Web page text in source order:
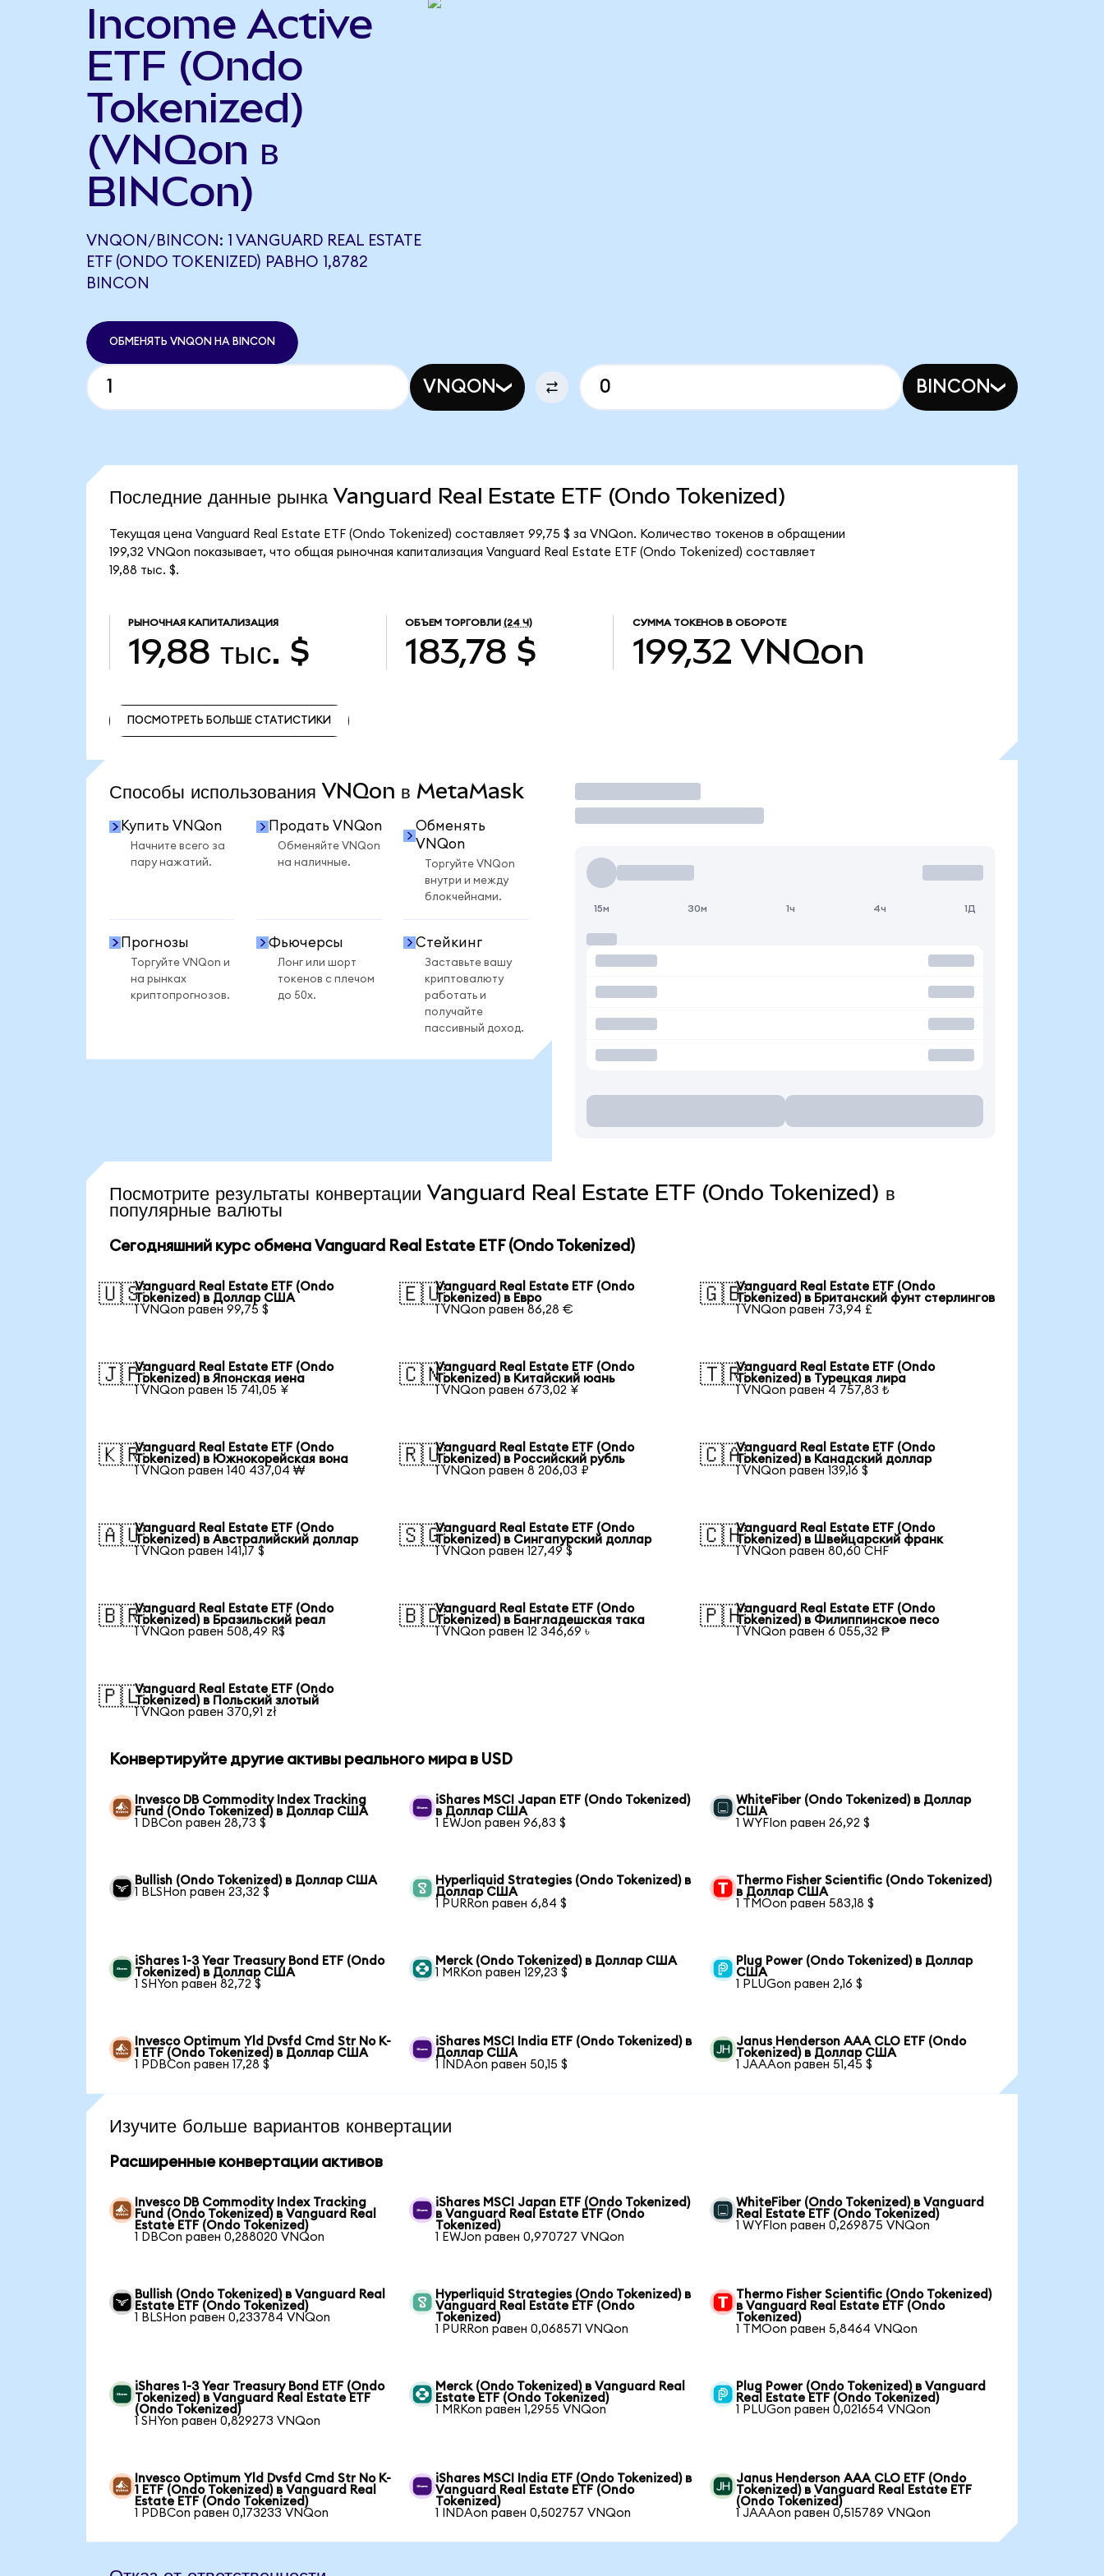
Income Active
ETF (Ondo
Tokenized)
(VNQon в
BINCon)
VNQON/BINCON: 1 VANGUARD REAL ESTATE
ETF (ONDO TOKENIZED) РАВНО 1,8782
BINCON
ОБМЕНЯТЬ VNQON НА BINCON
VNQON BINCON
Последние данные рынка Vanguard Real Estate ETF (Ondo Tokenized)
Текущая цена Vanguard Real Estate ETF (Ondo Tokenized) составляет 99,75 $ за VNQon. Количество токенов в обращении
199,32 VNQon показывает, что общая рыночная капитализация Vanguard Real Estate ETF (Ondo Tokenized) составляет
19,88 тыс. $.
РЫНОЧНАЯ КАПИТАЛИЗАЦИЯ
19,88 тыс. $
ОБЪЕМ ТОРГОВЛИ (24 Ч)
183,78 $
СУММА ТОКЕНОВ В ОБОРОТЕ
199,32 VNQon
ПОСМОТРЕТЬ БОЛЬШЕ СТАТИСТИКИ
Способы использования VNQon в MetaMask
Купить VNQon
Начните всего за
пару нажатий.
Продать VNQon
Обменяйте VNQon
на наличные.
Обменять
VNQon
Торгуйте VNQon
внутри и между
блокчейнами.
Прогнозы
Торгуйте VNQon и
на рынках
криптопрогнозов.
Фьючерсы
Лонг или шорт
токенов с плечом
до 50x.
Стейкинг
Заставьте вашу
криптовалюту
работать и
получайте
пассивный доход.
Торговать
15м 30м 1ч 4ч 1Д
Посмотрите результаты конвертации Vanguard Real Estate ETF (Ondo Tokenized) в
популярные валюты
Сегодняшний курс обмена Vanguard Real Estate ETF (Ondo Tokenized)
🇺🇸Vanguard Real Estate ETF (Ondo
Tokenized) в Доллар США
1 VNQon равен 99,75 $
🇪🇺Vanguard Real Estate ETF (Ondo
Tokenized) в Евро
1 VNQon равен 86,28 €
🇬🇧Vanguard Real Estate ETF (Ondo
Tokenized) в Британский фунт стерлингов
1 VNQon равен 73,94 £
🇯🇵Vanguard Real Estate ETF (Ondo
Tokenized) в Японская иена
1 VNQon равен 15 741,05 ¥
🇨🇳Vanguard Real Estate ETF (Ondo
Tokenized) в Китайский юань
1 VNQon равен 673,02 ¥
🇹🇷Vanguard Real Estate ETF (Ondo
Tokenized) в Турецкая лира
1 VNQon равен 4 757,83 ₺
🇰🇷Vanguard Real Estate ETF (Ondo
Tokenized) в Южнокорейская вона
1 VNQon равен 140 437,04 ₩
🇷🇺Vanguard Real Estate ETF (Ondo
Tokenized) в Российский рубль
1 VNQon равен 8 206,03 ₽
🇨🇦Vanguard Real Estate ETF (Ondo
Tokenized) в Канадский доллар
1 VNQon равен 139,16 $
🇦🇺Vanguard Real Estate ETF (Ondo
Tokenized) в Австралийский доллар
1 VNQon равен 141,17 $
🇸🇬Vanguard Real Estate ETF (Ondo
Tokenized) в Сингапурский доллар
1 VNQon равен 127,49 $
🇨🇭Vanguard Real Estate ETF (Ondo
Tokenized) в Швейцарский франк
1 VNQon равен 80,60 CHF
🇧🇷Vanguard Real Estate ETF (Ondo
Tokenized) в Бразильский реал
1 VNQon равен 508,49 R$
🇧🇩Vanguard Real Estate ETF (Ondo
Tokenized) в Бангладешская така
1 VNQon равен 12 346,69 ৳
🇵🇭Vanguard Real Estate ETF (Ondo
Tokenized) в Филиппинское песо
1 VNQon равен 6 055,32 ₱
🇵🇱Vanguard Real Estate ETF (Ondo
Tokenized) в Польский злотый
1 VNQon равен 370,91 zł
Конвертируйте другие активы реального мира в USD
Invesco DB Commodity Index Tracking
Fund (Ondo Tokenized) в Доллар США
1 DBCon равен 28,73 $
iShares MSCI Japan ETF (Ondo Tokenized)
в Доллар США
1 EWJon равен 96,83 $
WhiteFiber (Ondo Tokenized) в Доллар
США
1 WYFIon равен 26,92 $
Bullish (Ondo Tokenized) в Доллар США
1 BLSHon равен 23,32 $
Hyperliquid Strategies (Ondo Tokenized) в
Доллар США
1 PURRon равен 6,84 $
Thermo Fisher Scientific (Ondo Tokenized)
в Доллар США
1 TMOon равен 583,18 $
iShares 1-3 Year Treasury Bond ETF (Ondo
Tokenized) в Доллар США
1 SHYon равен 82,72 $
Merck (Ondo Tokenized) в Доллар США
1 MRKon равен 129,23 $
Plug Power (Ondo Tokenized) в Доллар
США
1 PLUGon равен 2,16 $
Invesco Optimum Yld Dvsfd Cmd Str No K-
1 ETF (Ondo Tokenized) в Доллар США
1 PDBCon равен 17,28 $
iShares MSCI India ETF (Ondo Tokenized) в
Доллар США
1 INDAon равен 50,15 $
Janus Henderson AAA CLO ETF (Ondo
Tokenized) в Доллар США
1 JAAAon равен 51,45 $
Изучите больше вариантов конвертации
Расширенные конвертации активов
Invesco DB Commodity Index Tracking
Fund (Ondo Tokenized) в Vanguard Real
Estate ETF (Ondo Tokenized)
1 DBCon равен 0,288020 VNQon
iShares MSCI Japan ETF (Ondo Tokenized)
в Vanguard Real Estate ETF (Ondo
Tokenized)
1 EWJon равен 0,970727 VNQon
WhiteFiber (Ondo Tokenized) в Vanguard
Real Estate ETF (Ondo Tokenized)
1 WYFIon равен 0,269875 VNQon
Bullish (Ondo Tokenized) в Vanguard Real
Estate ETF (Ondo Tokenized)
1 BLSHon равен 0,233784 VNQon
Hyperliquid Strategies (Ondo Tokenized) в
Vanguard Real Estate ETF (Ondo
Tokenized)
1 PURRon равен 0,068571 VNQon
Thermo Fisher Scientific (Ondo Tokenized)
в Vanguard Real Estate ETF (Ondo
Tokenized)
1 TMOon равен 5,8464 VNQon
iShares 1-3 Year Treasury Bond ETF (Ondo
Tokenized) в Vanguard Real Estate ETF
(Ondo Tokenized)
1 SHYon равен 0,829273 VNQon
Merck (Ondo Tokenized) в Vanguard Real
Estate ETF (Ondo Tokenized)
1 MRKon равен 1,2955 VNQon
Plug Power (Ondo Tokenized) в Vanguard
Real Estate ETF (Ondo Tokenized)
1 PLUGon равен 0,021654 VNQon
Invesco Optimum Yld Dvsfd Cmd Str No K-
1 ETF (Ondo Tokenized) в Vanguard Real
Estate ETF (Ondo Tokenized)
1 PDBCon равен 0,173233 VNQon
iShares MSCI India ETF (Ondo Tokenized) в
Vanguard Real Estate ETF (Ondo
Tokenized)
1 INDAon равен 0,502757 VNQon
Janus Henderson AAA CLO ETF (Ondo
Tokenized) в Vanguard Real Estate ETF
(Ondo Tokenized)
1 JAAAon равен 0,515789 VNQon